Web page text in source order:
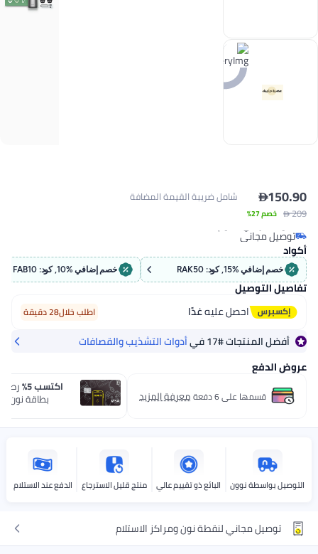
القيمة المضافة
خصم إضافي %10, كود: FAB10
غدًا اطلب خلال28 دقيقة
في أدوات التشذيب والقصافات
معرفة المزيد
رصيد مسترجع مع
بطاقة نون one الائتمانية.
ذو تقييم عالي منتج قليل الاسترجاع الدفع عند الاستلام
نون ومراكز الاستلام